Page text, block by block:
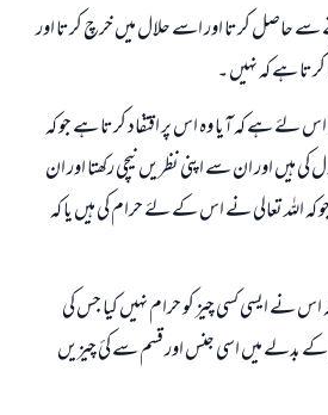
سے حاصل کرتا اور اسے حلال میں خرچ کرتا اور
ہے کہ نہیں ۔
لۓ ہے کہ آیا وہ اس پر اقتفاد کرتا ہے جو کہ
ہیں اور ان سے اپنی نظریں نیچی رکھتا اور ان
اللہ تعالی نے اس کے لۓ حرام کی ہیں یا کہ
اس نے ایسی کسی چیز کو حرام نہیں کیا جس کی
بدلے میں اسی جنس اور قسم سے کئ چیزیں